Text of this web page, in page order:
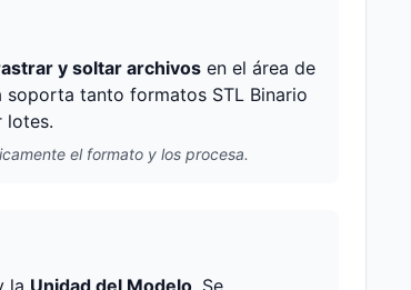
y soltar archivos en el área de
soporta tanto formatos STL Binario
lotes.
el formato y los procesa.
la Unidad del Modelo . Se